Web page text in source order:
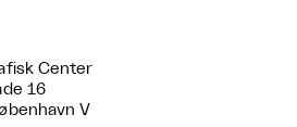
Center
16
V